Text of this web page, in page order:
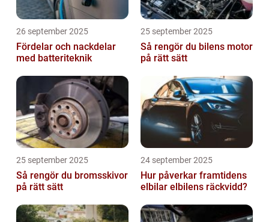
26 september 2025
Fördelar och nackdelar
med batteriteknik
25 september 2025
Så rengör du bilens motor
på rätt sätt
25 september 2025
Så rengör du bromsskivor
på rätt sätt
24 september 2025
Hur påverkar framtidens
elbilar elbilens räckvidd?